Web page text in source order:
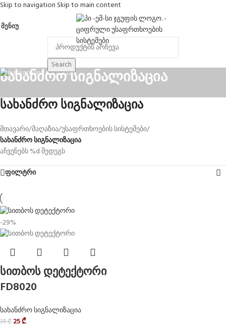
Skip to navigation Skip to main content
ᲛᲔᲜᲘᲣ
Search
სახანძრო სიგნალიზაცია
სახანძრო სიგნალიზაცია
მთავარი/მაღაზია/უსაფრთხოების სისტემები/
სახანძრო სიგნალიზაცია
აჩვენებს %d შედეგს
ფილტრი
-29%
სითბოს დეტექტორი
FD8020
სახანძრო სიგნალიზაცია
35₾ 25₾